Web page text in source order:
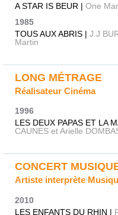
A STAR IS BEUR | One
1985
TOUS AUX ABRIS | J.J
Martin
LONG MÉTRAGE
Réalisateur Cinéma
1996
LES DEUX PAPAS ET LA
CAUNES et Arielle
CONCERT
Artiste interprète
2010
LES ENFANTS DU RHIN |